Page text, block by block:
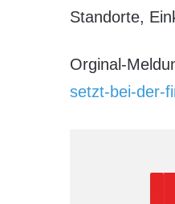
Standorte,
Orginal-
setzt-bei-der-